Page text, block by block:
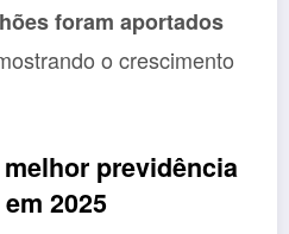
foram aportados
o crescimento
previdência
2025